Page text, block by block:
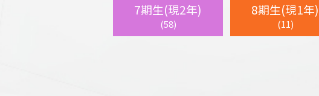
7期生(現2年)
(58)
8期生(現1年)
(11)